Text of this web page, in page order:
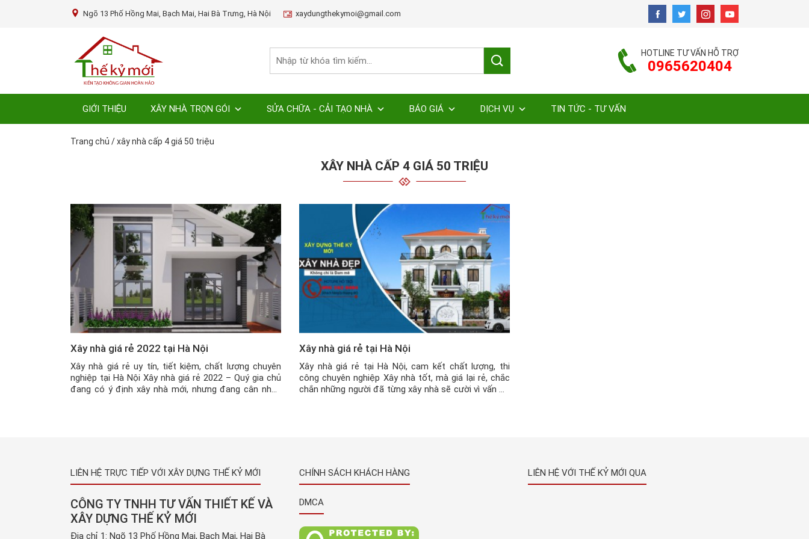
Ngõ 13 Phố Hồng Mai, Bạch Mai, Hai Bà Trưng, Hà Nội xaydungthekymoi@gmail.com
HOTLINE TƯ VẤN HỖ TRỢ
0965620404
GIỚI THIỆU XÂY NHÀ TRỌN GÓI SỬA CHỮA - CẢI TẠO NHÀ BÁO GIÁ DỊCH VỤ TIN TỨC - TƯ VẤN
Trang chủ /xây nhà cấp 4 giá 50 triệu
XÂY NHÀ CẤP 4 GIÁ 50 TRIỆU
Xây nhà giá rẻ 2022 tại Hà Nội
Xây nhà giá rẻ uy tín, tiết kiệm, chất lượng chuyên
nghiệp tại Hà Nội Xây nhà giá rẻ 2022 – Quý gia chủ
đang có ý định xây nhà mới, nhưng đang cân nhắc
Xây nhà giá rẻ tại Hà Nội
Xây nhà giá rẻ tại Hà Nội, cam kết chất lượng, thi
công chuyên nghiệp Xây nhà tốt, mà giá lại rẻ, chắc
chắn những người đã từng xây nhà sẽ cười vì vấn đề
LIÊN HỆ TRỰC TIẾP VỚI XÂY DỰNG THẾ KỶ MỚI
CÔNG TY TNHH TƯ VẤN THIẾT KẾ VÀ
XÂY DỰNG THẾ KỶ MỚI
Địa chỉ 1: Ngõ 13 Phố Hồng Mai, Bạch Mai, Hai Bà
CHÍNH SÁCH KHÁCH HÀNG
DMCA
LIÊN HỆ VỚI THẾ KỶ MỚI QUA